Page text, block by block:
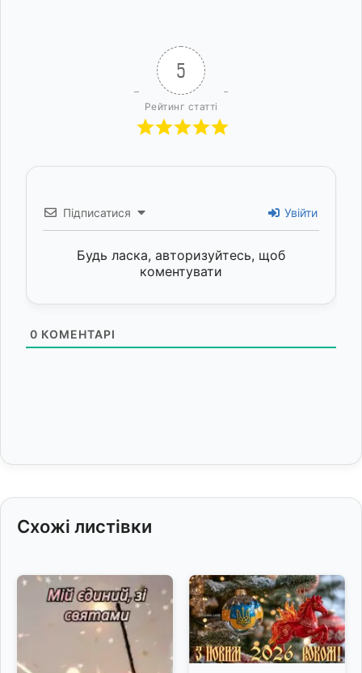
5
Рейтинг статті
Підписатися Увійти
Будь ласка, авторизуйтесь, щоб
коментувати
0 КОМЕНТАРІ
Схожі листівки